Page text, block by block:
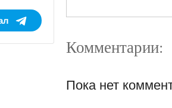
Комментарии:
Пока нет